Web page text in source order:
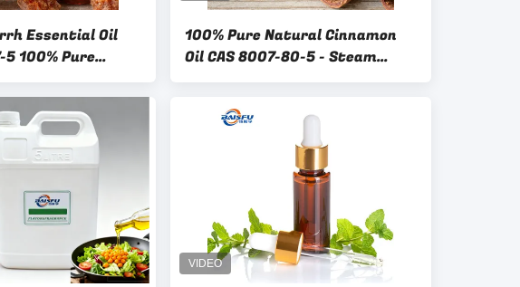
Essential Oil
5 100% Pure
100% Pure Natural Cinnamon
Oil CAS 8007-80-5 - Steam
Distilled Essential Oil for